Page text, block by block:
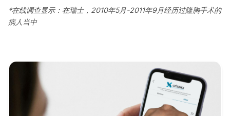
*在线调查显示：在瑞士，2010年5月-2011年9月经历过隆胸手术的
病人当中